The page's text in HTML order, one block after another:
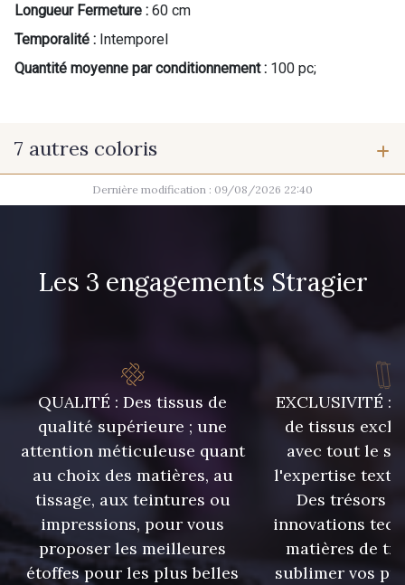
Longueur Fermeture : 60 cm
Temporalité : Intemporel
Quantité moyenne par conditionnement : 100 pc;
7 autres coloris
10004 - Sycamore Green 10024 - Vert émeraude
3886 - Rouge Cerise 9316 - Grège clair
2220 - Orange rouge
Dernière modification : 09/08/2026 22:40
Les 3 engagements Stragier
QUALITÉ : Des tissus de
qualité supérieure ; une
attention méticuleuse quant
au choix des matières, au
tissage, aux teintures ou
impressions, pour vous
proposer les meilleures
étoffes pour les plus belles
EXCLUSIVITÉ :
de tissus
avec tout le
l'expertise
Des trésors
innovations
matières de
sublimer vos